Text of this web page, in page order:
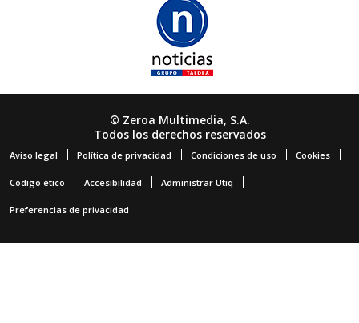
© Zeroa Multimedia, S.A.
Todos los derechos reservados
Aviso legal Política de privacidad Condiciones de uso Cookies
Código ético Accesibilidad Administrar Utiq
Preferencias de privacidad